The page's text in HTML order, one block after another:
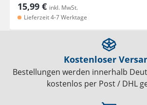
15,99 € inkl. MwSt.
Lieferzeit 4-7 Werktage
Kostenloser
Bestellungen werden innerhalb
kostenlos per Post / DHL